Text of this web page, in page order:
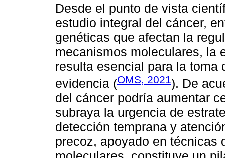
Desde el punto de vista
estudio integral del cáncer,
genéticas que afectan la
mecanismos moleculares, la
resulta esencial para la
evidencia (OMS, 2021). De
del cáncer podría aumentar
subraya la urgencia de
detección temprana y
precoz, apoyado en técnicas